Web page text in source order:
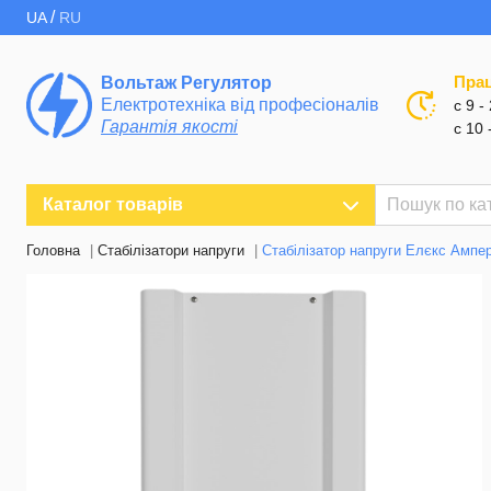
UA/ RU
Вольтаж Регулятор
Електротехніка від професіоналів
Гарантія якості
с 9 -
с 10
Каталог товарів
Головна Стабілізатори напруги Стабілізатор напруги Елєкс